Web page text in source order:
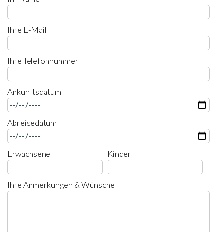
Ihre E-Mail
Ihre Telefonnummer
Ankunftsdatum
Abreisedatum
Erwachsene Kinder
Ihre Anmerkungen & Wünsche